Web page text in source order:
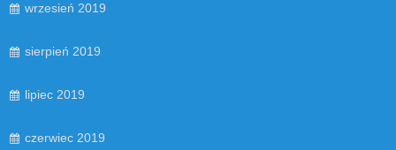
wrzesień 2019
sierpień 2019
lipiec 2019
czerwiec 2019